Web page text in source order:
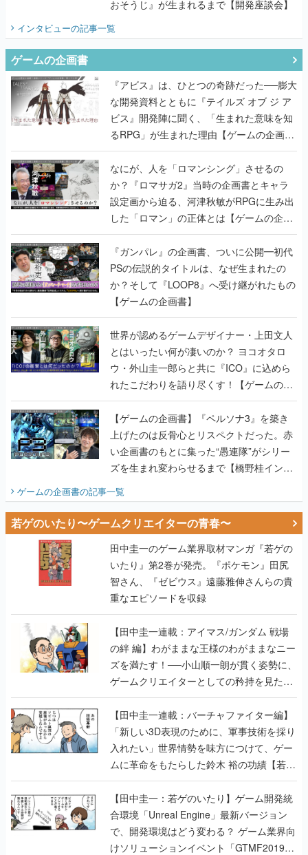
おそうじ』が生まれるまで【開発座談会】
インタビューの記事一覧
ゲームの企画書
『アビス』は、ひとつの奇跡だった──膨大
な開発資料とともに『テイルズ オブ ジ ア
ビス』開発陣に聞く、「生まれた意味を知
るRPG」が生まれた理由【ゲームの企画
書】
なにが、人を「ロマンシング」させるの
か？『ロマサガ2』当時の企画書とキャラ
設定画から迫る、河津秋敏がRPGに生み出
した「ロマン」の正体とは【ゲームの企画
書】
『ガンパレ』の企画書、ついに公開━初代
PSの伝説的タイトルは、なぜ生まれたの
か？そして『LOOP8』へ受け継がれたもの
【ゲームの企画書】
世界が認めるゲームデザイナー・上田文人
とはいったい何が凄いのか？ ヨコオタロ
ウ・外山圭一郎らと共に『ICO』に込めら
れたこだわりを語り尽くす！【ゲームの企
画書】
【ゲームの企画書】『ペルソナ3』を築き
上げたのは反骨心とリスペクトだった。赤
い企画書のもとに集った“愚連隊”がシリー
ズを生まれ変わらせるまで【橋野桂インタ
ゲームの企画書の記事一覧
若ゲのいたり〜ゲームクリエイターの青春〜
田中圭一のゲーム業界取材マンガ『若ゲの
いたり』第2巻が発売。『ポケモン』田尻
智さん、『ゼビウス』遠藤雅伸さんらの貴
重なエピソードを収録
【田中圭一連載：アイマス/ガンダム 戦場
の絆 編】わがままな王様のわがままなニー
ズを満たす！──小山順一朗が貫く姿勢に、
ゲームクリエイターとしての矜持を見た
【若ゲのいたり最終回】
【田中圭一連載：バーチャファイター編】
「新しい3D表現のために、軍事技術を採り
入れたい」世界情勢を味方につけて、ゲー
ムに革命をもたらした鈴木 裕の功績【若ゲ
のいたり】
【田中圭一：若ゲのいたり】ゲーム開発統
合環境「Unreal Engine」最新バージョン
で、開発環境はどう変わる？ ゲーム業界向
けソリューションイベント「GTMF2019」